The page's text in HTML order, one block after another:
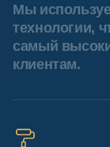
Мы
технологии,
самый
клиентам.